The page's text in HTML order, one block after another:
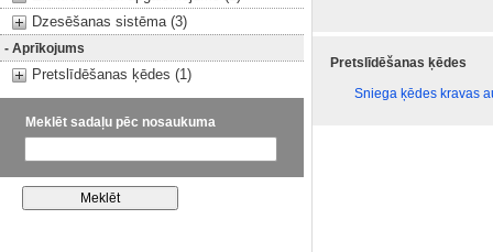
Dzesēšanas sistēma (3)
- Aprīkojums
Pretslīdēšanas ķēdes (1)
Meklēt sadaļu pēc nosaukuma
Pretslīdēšanas ķēdes
Sniega ķēdes kravas